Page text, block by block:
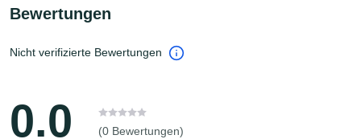
Bewertungen
Nicht verifizierte Bewertungen
0.0 (0 Bewertungen)